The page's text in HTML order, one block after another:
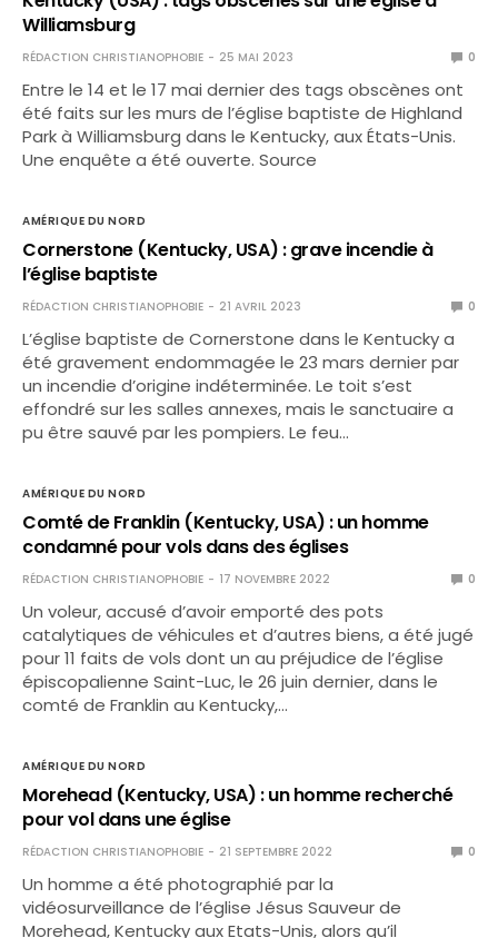
Williamsburg
RÉDACTION CHRISTIANOPHOBIE 25 MAI 2023 0
Entre le 14 et le 17 mai dernier des tags obscènes ont
été faits sur les murs de l’église baptiste de Highland
Park à Williamsburg dans le Kentucky, aux États-Unis.
Une enquête a été ouverte. Source
AMÉRIQUE DU NORD
Cornerstone (Kentucky, USA) : grave incendie à
l’église baptiste
RÉDACTION CHRISTIANOPHOBIE 21 AVRIL 2023 0
L’église baptiste de Cornerstone dans le Kentucky a
été gravement endommagée le 23 mars dernier par
un incendie d’origine indéterminée. Le toit s’est
effondré sur les salles annexes, mais le sanctuaire a
pu être sauvé par les pompiers. Le feu…
AMÉRIQUE DU NORD
Comté de Franklin (Kentucky, USA) : un homme
condamné pour vols dans des églises
RÉDACTION CHRISTIANOPHOBIE 17 NOVEMBRE 2022 0
Un voleur, accusé d’avoir emporté des pots
catalytiques de véhicules et d’autres biens, a été jugé
pour 11 faits de vols dont un au préjudice de l’église
épiscopalienne Saint-Luc, le 26 juin dernier, dans le
comté de Franklin au Kentucky,…
AMÉRIQUE DU NORD
Morehead (Kentucky, USA) : un homme recherché
pour vol dans une église
RÉDACTION CHRISTIANOPHOBIE 21 SEPTEMBRE 2022 0
Un homme a été photographié par la
vidéosurveillance de l’église Jésus Sauveur de
Morehead, Kentucky aux Etats-Unis, alors qu’il